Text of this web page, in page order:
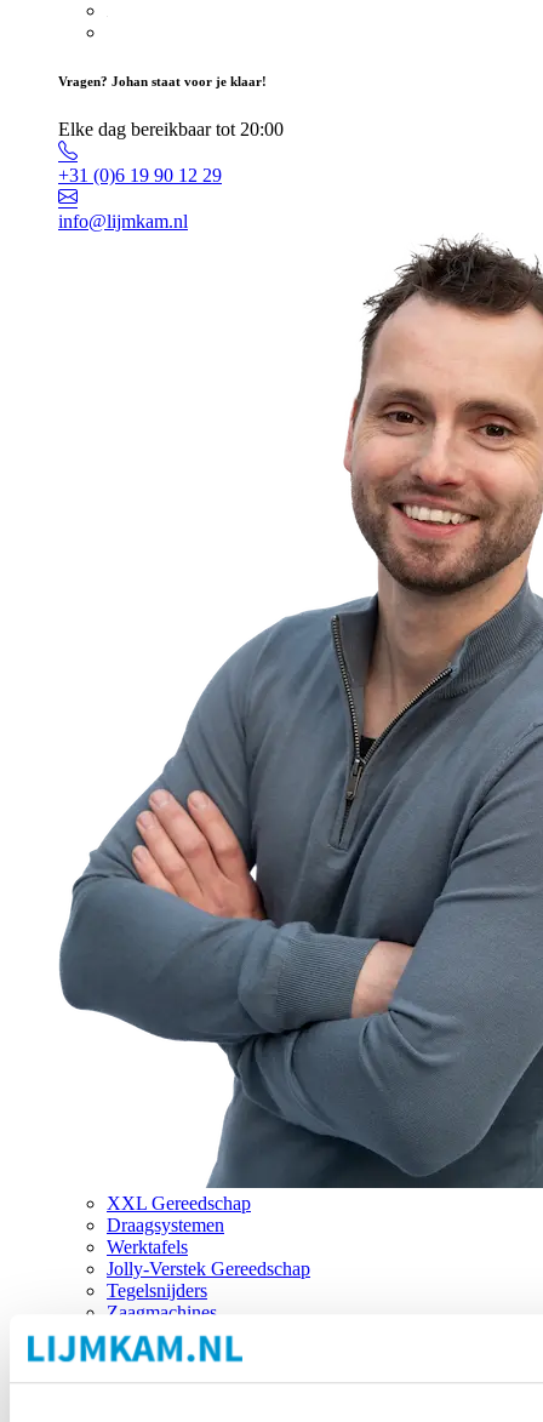
Vragen? Johan staat voor je klaar!
Elke dag bereikbaar tot 20:00
+31 (0)6 19 90 12 29
info@lijmkam.nl
XXL Gereedschap
Draagsystemen
Werktafels
Jolly-Verstek Gereedschap
Tegelsnijders
Zaagmachines
Merken